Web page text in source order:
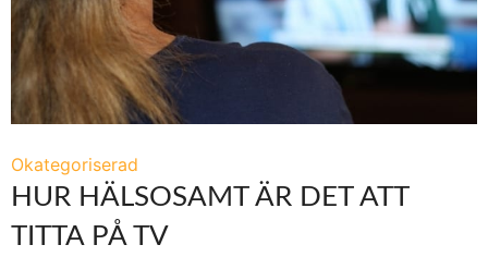
Okategoriserad
HUR HÄLSOSAMT ÄR DET ATT
TITTA PÅ TV